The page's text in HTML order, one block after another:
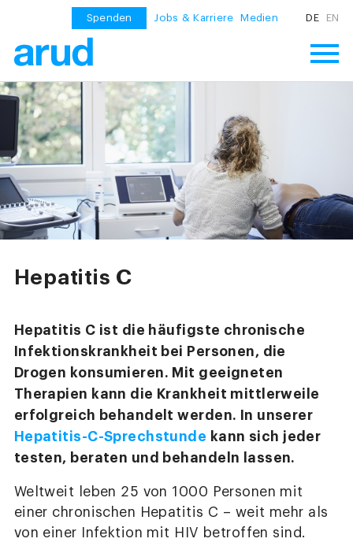
Spenden Jobs & Karriere Medien DE EN
Hepatitis C
Hepatitis C ist die häufigste chronische
Infektionskrankheit bei Personen, die
Drogen konsumieren. Mit geeigneten
Therapien kann die Krankheit mittlerweile
erfolgreich behandelt werden. In unserer
Hepatitis-C-Sprechstunde kann sich jeder
testen, beraten und behandeln lassen.
Weltweit leben 25 von 1000 Personen mit
einer chronischen Hepatitis C – weit mehr als
von einer Infektion mit HIV betroffen sind.